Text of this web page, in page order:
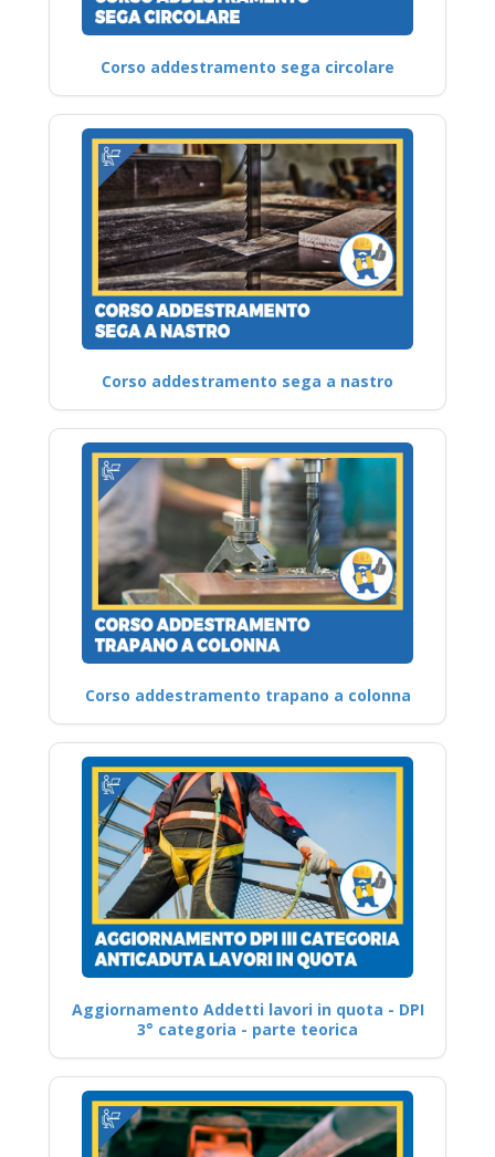
Corso addestramento sega circolare
Corso addestramento sega a nastro
Corso addestramento trapano a colonna
Aggiornamento Addetti lavori in quota - DPI
3° categoria - parte teorica